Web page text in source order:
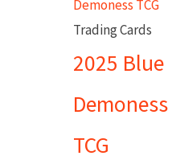
Trading Cards
2025 Blue
Demoness
TCG